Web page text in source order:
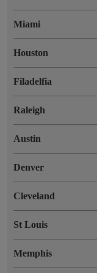
Miami
Houston
Filadelfia
Raleigh
Austin
Denver
Cleveland
St Louis
Memphis